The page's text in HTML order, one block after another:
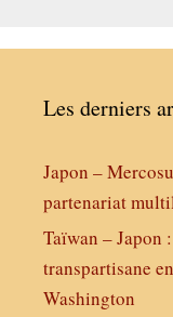
Les derniers
Japon –
partenariat
Taïwan – Japon
transpartisane
Washington